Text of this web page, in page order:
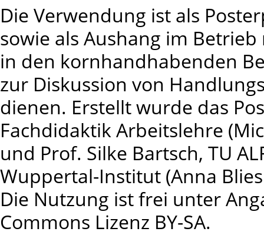
Die Verwendung ist als
sowie als Aushang im
in den kornhandhabenden
zur Diskussion von
dienen. Erstellt wurde das
Fachdidaktik Arbeitslehre
und Prof. Silke Bartsch, TU
Wuppertal-Institut (Anna
Die Nutzung ist frei unter
Commons Lizenz BY-SA.